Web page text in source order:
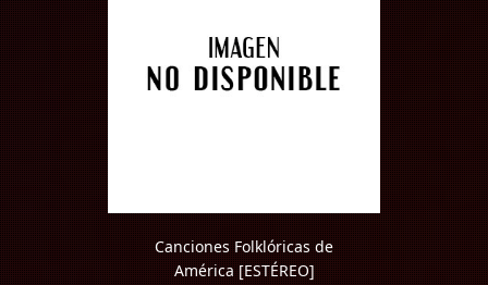
Canciones Folklóricas de
América[ESTÉREO]